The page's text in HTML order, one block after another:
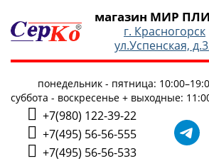
магазин МИР
г. Красногорск
ул.Успенская,
понедельник - пятница:
суббота - воскресенье + выходные:
+7(980) 122-39-22
+7(495) 56-56-555
+7(495) 56-56-533